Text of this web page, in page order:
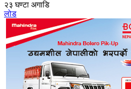
२३ घण्टा अगाडि
लोड